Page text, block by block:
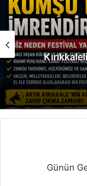
Günün